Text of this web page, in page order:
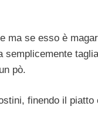
ma se esso è
semplicemente
pò.
finendo il piatto